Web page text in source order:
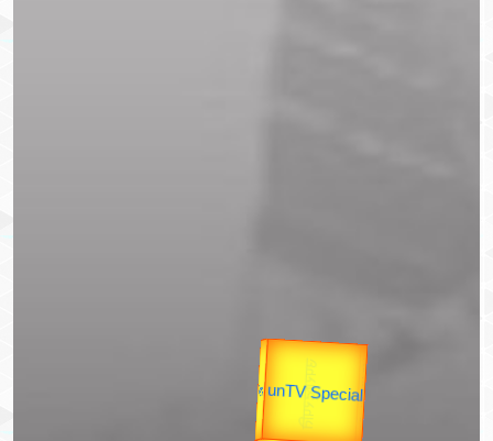
उप प्रधानमंत्री
उपराष्ट्रपति
यात्रा
unTV Special